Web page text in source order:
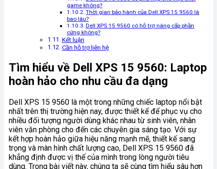
game không?
Thời gian bảo hành của Dell XPS 15 9560 là
bao lâu?
Dell XPS 15 9560 có hỗ trợ nâng cấp phần
cứng không?
Kết luận
Cần hỗ trợ liên hệ
Tìm hiểu về Dell XPS 15 9560: Laptop
hoàn hảo cho nhu cầu đa dạng
Dell XPS 15 9560 là một trong những chiếc laptop nổi bật
nhất trên thị trường hiện nay, được thiết kế để phục vụ cho
nhiều đối tượng người dùng khác nhau từ sinh viên, nhân
viên văn phòng cho đến các chuyên gia sáng tạo. Với sự
kết hợp hoàn hảo giữa hiệu năng mạnh mẽ, thiết kế sang
trọng và màn hình chất lượng cao, Dell XPS 15 9560 đã
khẳng định được vị thế của mình trong lòng người tiêu
dùng. Trong bài viết này, chúng ta sẽ cùng tìm hiểu sâu hơn